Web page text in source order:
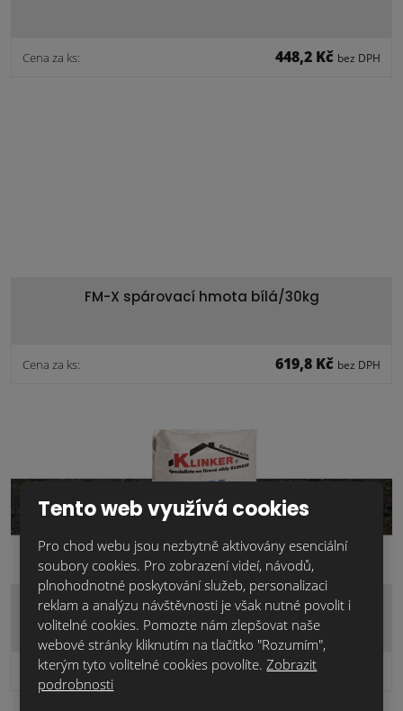
Cena za ks: 448,2 Kč bez DPH
FM-X spárovací hmota bílá/30kg
Cena za ks: 619,8 Kč bez DPH
FM-X spárovací hmota antracitová/30kg
Cena za ks: 478,4 Kč
Tento web využívá cookies
Pro chod webu jsou nezbytně aktivovány esenciální
soubory cookies. Pro zobrazení videí, návodů,
plnohodnotné poskytování služeb, personalizaci
reklam a analýzu návštěvnosti je však nutné povolit i
volitelné cookies. Pomozte nám zlepšovat naše
webové stránky kliknutím na tlačítko "Rozumím",
kterým tyto volitelné cookies povolíte.Zobrazit
podrobnosti